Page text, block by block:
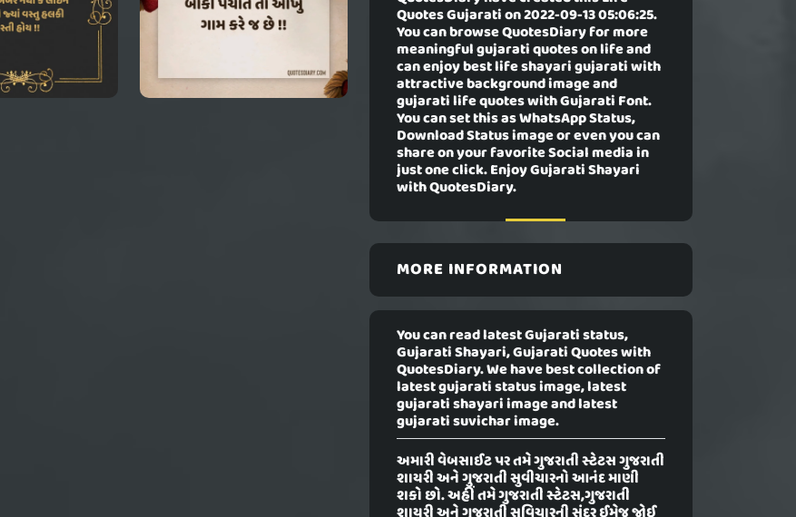
Quotes Gujaration 2022-09-13 05:06:25.
You can browse QuotesDiary for more
meaningful gujarati quotes on life and
can enjoy best life shayari gujarati with
attractive background image and
gujarati life quotes with Gujarati Font.
You can set this as WhatsApp Status,
Download Status image or even you can
share on your favorite Social media in
just one click. Enjoy Gujarati Shayari
with QuotesDiary.
MORE INFORMATION
You can read latest Gujarati status,
Gujarati Shayari, Gujarati Quotes with
QuotesDiary. We have best collection of
latest gujarati status image, latest
gujarati shayari image and latest
gujarati suvichar image.
અમારી વેબસાઈટ પર તમે ગુજરાતી સ્ટેટસ ગુજરાતી
શાયરી અને ગુજરાતી સુવીચારનો આનંદ માણી
શકો છો. અહીં તમે ગુજરાતી સ્ટેટસ,ગુજરાતી